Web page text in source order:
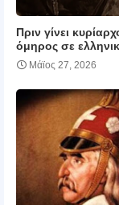
Πριν γίνει
όμηρος σε
Μάϊος 27, 2026